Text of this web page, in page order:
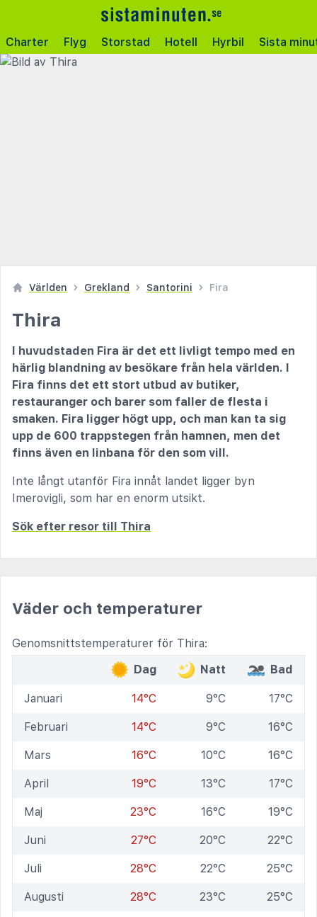
Charter Flyg Storstad Hotell Hyrbil Sista
Världen Grekland Santorini Fira
Thira
I huvudstaden Fira är det ett livligt tempo med en
härlig blandning av besökare från hela världen. I
Fira finns det ett stort utbud av butiker,
restauranger och barer som faller de flesta i
smaken. Fira ligger högt upp, och man kan ta sig
upp de 600 trappstegen från hamnen, men det
finns även en linbana för den som vill.
Inte långt utanför Fira innåt landet ligger byn
Imerovigli, som har en enorm utsikt.
Sök efter resor till Thira
Väder och temperaturer
Genomsnittstemperaturer för Thira:
Dag
Natt Bad
Januari 14°C 9°C 17°C
Februari 14°C 9°C 16°C
Mars 16°C 10°C 16°C
April 19°C 13°C 17°C
Maj 23°C 16°C 19°C
Juni 27°C 20°C 22°C
Juli 28°C 22°C 25°C
Augusti 28°C 23°C 25°C